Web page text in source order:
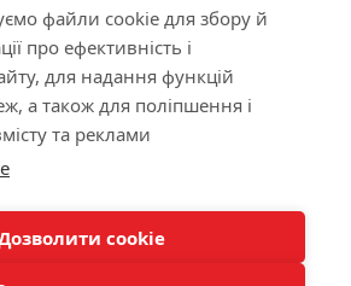
файли cookie для збору й
про ефективність і
для надання функцій
а також для поліпшення і
та реклами
cookie